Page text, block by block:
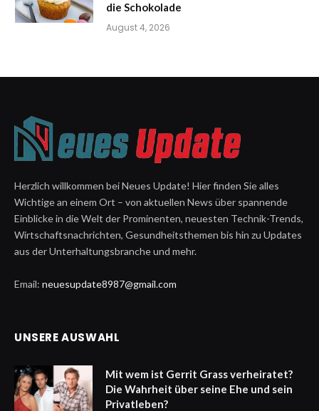
die Schokolade
August 4, 2026
Herzlich willkommen bei Neues Update! Hier finden Sie alles
Wichtige an einem Ort – von aktuellen News über spannende
Einblicke in die Welt der Prominenten, neuesten Technik-Trends,
Wirtschaftsnachrichten, Gesundheitsthemen bis hin zu Updates
aus der Unterhaltungsbranche und mehr.
Email: neuesupdate8987@gmail.com
UNSERE AUSWAHL
Mit wem ist Gerrit Grass verheiratet?
Die Wahrheit über seine Ehe und sein
Privatleben?